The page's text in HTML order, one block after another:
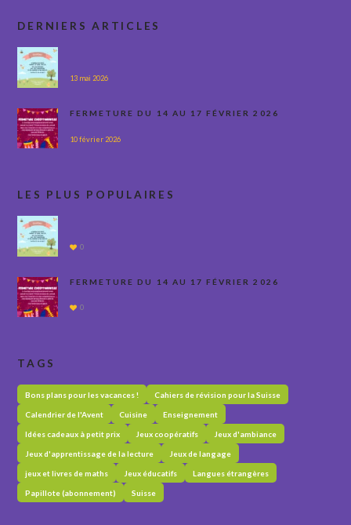
DERNIERS ARTICLES
13 mai 2026
FERMETURE DU 14 AU 17 FÉVRIER 2026
10 février 2026
LES PLUS POPULAIRES
0
FERMETURE DU 14 AU 17 FÉVRIER 2026
0
TAGS
Bons plans pour les vacances ! Cahiers de révision pour la Suisse
Calendrier de l'Avent Cuisine Enseignement
Idées cadeaux à petit prix Jeux coopératifs Jeux d'ambiance
Jeux d'apprentissage de la lecture Jeux de langage
jeux et livres de maths Jeux éducatifs Langues étrangères
Papillote (abonnement) Suisse